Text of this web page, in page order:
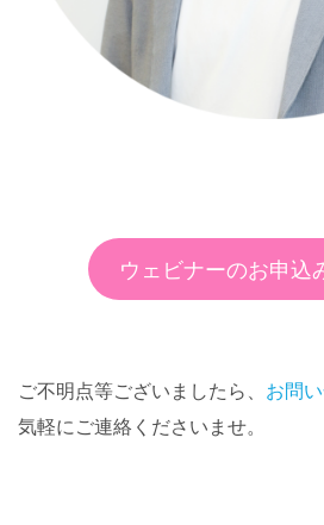
ウェビナーのお申込
ご不明点等ございましたら、 お問
気軽にご連絡くださいませ。